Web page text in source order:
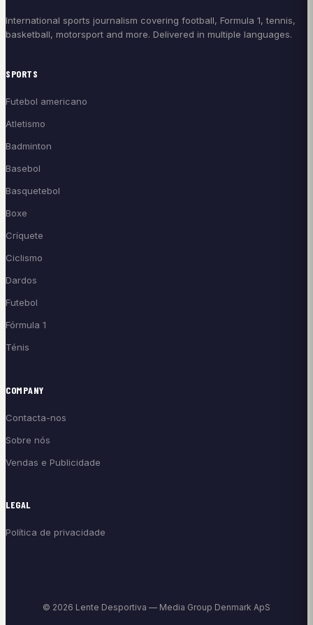
International sports journalism covering football, Formula 1, tennis,
basketball, motorsport and more. Delivered in multiple languages.
SPORTS
Futebol americano
Atletismo
Badminton
Basebol
Basquetebol
Boxe
Críquete
Ciclismo
Dardos
Futebol
Fórmula 1
Ténis
COMPANY
Contacta-nos
Sobre nós
Vendas e Publicidade
LEGAL
Política de privacidade
© 2026 Lente Desportiva — Media Group Denmark ApS